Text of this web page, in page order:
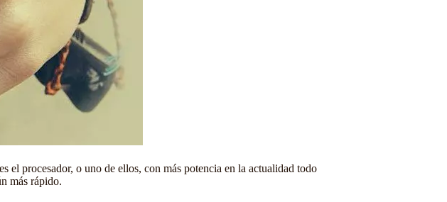
el procesador, o uno de ellos, con más potencia en la actualidad todo
más rápido.